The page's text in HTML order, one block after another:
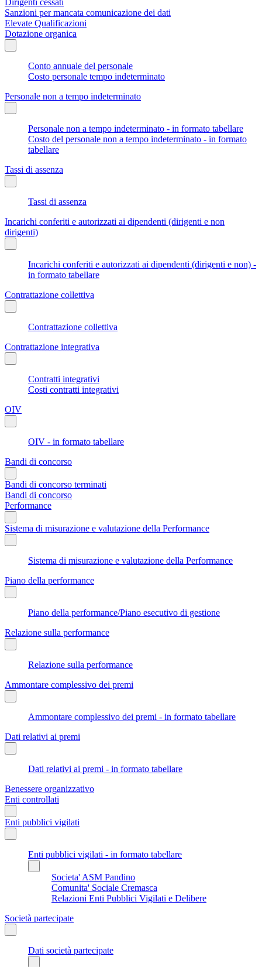
Sanzioni per mancata comunicazione dei dati
Elevate Qualificazioni
Dotazione organica
Conto annuale del personale
Costo personale tempo indeterminato
Personale non a tempo indeterminato
Personale non a tempo indeterminato - in formato tabellare
Costo del personale non a tempo indeterminato - in formato
tabellare
Tassi di assenza
Tassi di assenza
Incarichi conferiti e autorizzati ai dipendenti (dirigenti e non
dirigenti)
Incarichi conferiti e autorizzati ai dipendenti (dirigenti e non) -
in formato tabellare
Contrattazione collettiva
Contrattazione collettiva
Contrattazione integrativa
Contratti integrativi
Costi contratti integrativi
OIV
OIV - in formato tabellare
Bandi di concorso
Bandi di concorso terminati
Bandi di concorso
Performance
Sistema di misurazione e valutazione della Performance
Sistema di misurazione e valutazione della Performance
Piano della performance
Piano della performance/Piano esecutivo di gestione
Relazione sulla performance
Relazione sulla performance
Ammontare complessivo dei premi
Ammontare complessivo dei premi - in formato tabellare
Dati relativi ai premi
Dati relativi ai premi - in formato tabellare
Benessere organizzativo
Enti controllati
Enti pubblici vigilati
Enti pubblici vigilati - in formato tabellare
Societa' ASM Pandino
Comunita' Sociale Cremasca
Relazioni Enti Pubblici Vigilati e Delibere
Società partecipate
Dati società partecipate